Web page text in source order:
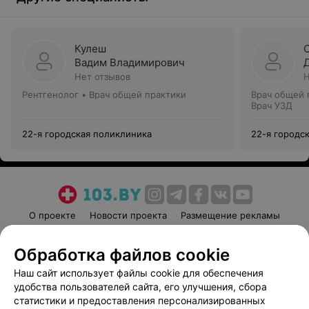
Кулеш
Вадим Владимирович
Нет отзывов
Рентгенолог • Врач общей практики
22-я городская поликлиника
Врач общей
Врач УЗД
22-я
О проекте Новости проекта
Размещение рекламы
Пользовательское соглашение
Способы оплаты
Вакансии
Партнеры
Написать руководителю 103.by
Обработка файлов cookie
Наш сайт использует файлы cookie для обеспечения
удобства пользователей сайта, его улучшения, сбора
статистики и предоставления персонализированных